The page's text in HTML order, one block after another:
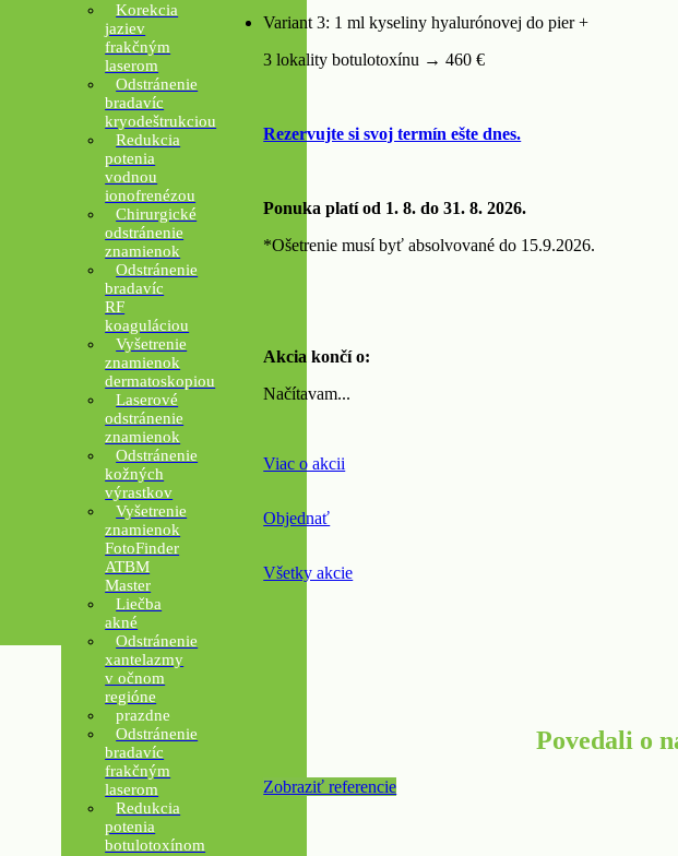
Korekcia
jaziev
frakčným
laserom
Odstránenie
bradavíc
kryodeštrukciou
Redukcia
potenia
vodnou
ionofrenézou
Chirurgické
odstránenie
znamienok
Odstránenie
bradavíc
RF
koaguláciou
Vyšetrenie
znamienok
dermatoskopiou
Laserové
odstránenie
znamienok
Odstránenie
kožných
výrastkov
Vyšetrenie
znamienok
FotoFinder
ATBM
Master
Liečba
akné
Odstránenie
xantelazmy
v očnom
regióne
prazdne
Odstránenie
bradavíc
frakčným
laserom
Redukcia
potenia
botulotoxínom
Variant 3: 1 ml kyseliny hyalurónovej do pier +
3 lokality botulotoxínu → 460 €
Rezervujte si svoj termín ešte dnes.
Ponuka platí od 1. 8. do 31. 8. 2026.
*Ošetrenie musí byť absolvované do 15.9.2026.
Akcia končí o:
Načítavam...
Viac o akcii
Objednať
Všetky akcie
Povedali o
Zobraziť referencie